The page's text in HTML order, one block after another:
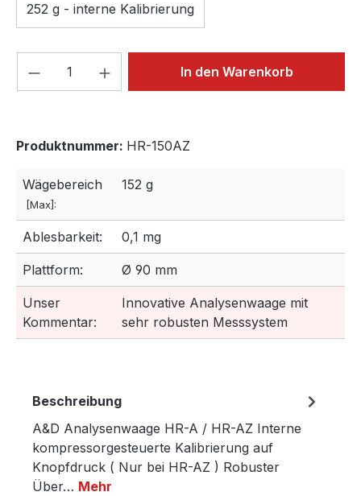
252 g - interne Kalibrierung
Produkt Anzahl: Gib denIn den Warenkorb
Produktnummer: HR-150AZ
Wägebereich
[Max]:
152 g
Ablesbarkeit: 0,1 mg
Plattform: Ø 90 mm
Unser
Kommentar:
Innovative Analysenwaage mit
sehr robusten Messsystem
Beschreibung
A&D Analysenwaage HR-A / HR-AZ Interne
kompressorgesteuerte Kalibrierung auf
Knopfdruck ( Nur bei HR-AZ ) Robuster
Über… Mehr